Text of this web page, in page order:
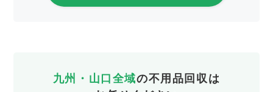
九州・山口全域の不用品回収は